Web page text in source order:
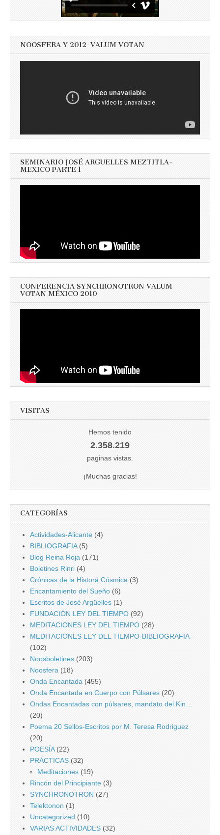
NOOSFERA Y 2012-VALUM VOTAN
SEMINARIO JOSÉ ARGUELLES MEZTITLA-
MEXICO PARTE 1
CONFERENCIA SYNCHRONOTRON VALUM
VOTAN MÉXICO 2010
VISITAS
Hemos tenido
2.358.219
paginas vistas.
¡Muchas gracias!
CATEGORÍAS
Actividades-Alicante (4)
BIBLIOGRAFIA(5)
Blog Reina Roja (171)
Boletines Rinri (4)
Crónicas de la Historá Cósmica (3)
Encantamiento del Sueño (6)
Escritos de José Argüelles (1)
FUNDACIÓN LEY DEL TIEMPO (92)
MEDITACIONES LEY DEL TIEMPO (28)
MEDITACIONES LEY DEL TIEMPO-BIBLIOGRAFIA
(102)
Noosboletines (203)
Noosfera (18)
Onda Encantada (455)
Onda Encantada en Cuerpo con Púlsares (20)
Ondas Encantadas con púlsares, mandato del Kin…
(20)
Poema 20 Sellos-Escritos por M. Teresa Rodriguez
(20)
POESÍA(22)
PRÁCTICAS (32)
Meditaciones (19)
Rincón del Principiante (3)
SYNCHRONOTRON (27)
Telektonon (1)
Uncategorized (10)
VARIAS ACTIVIDADES (32)